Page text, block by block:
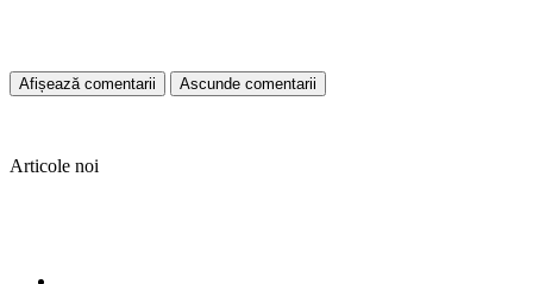
Afișează comentarii Ascunde comentarii
Articole noi